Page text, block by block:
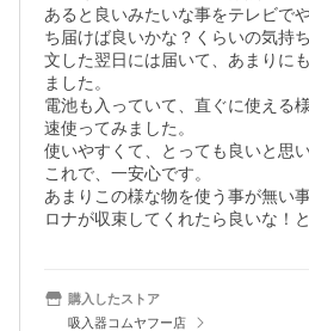
あると良いみたいな事をテレビで
ち届けば良いかな？くらいの気持
文した翌日には届いて、あまりに
ました。
電池も入っていて、直ぐに使える
速使ってみました。
使いやすくて、とっても良いと思い
これで、一安心です。
あまりこの様な物を使う事が無い
ロナが収束してくれたら良いな！
購入したストア
吸入器コムヤフー店